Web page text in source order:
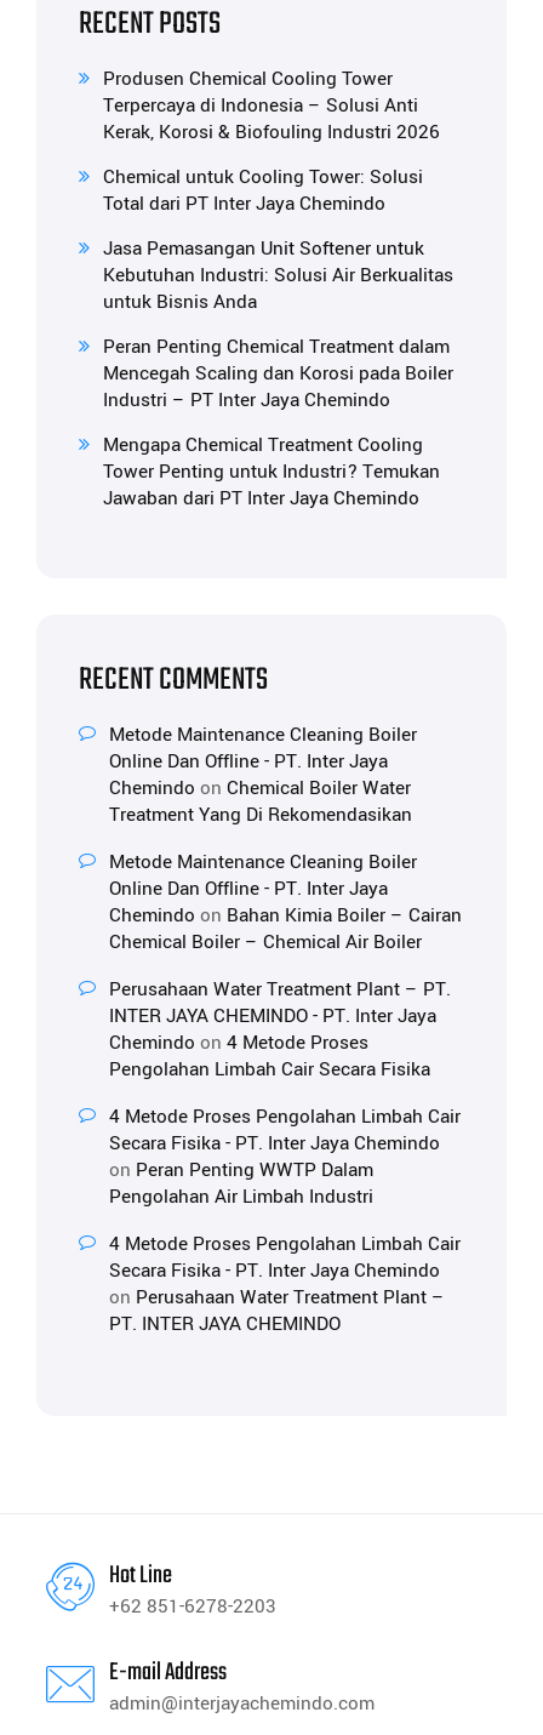
RECENT POSTS
Produsen Chemical Cooling Tower
Terpercaya di Indonesia – Solusi Anti
Kerak, Korosi & Biofouling Industri 2026
Chemical untuk Cooling Tower: Solusi
Total dari PT Inter Jaya Chemindo
Jasa Pemasangan Unit Softener untuk
Kebutuhan Industri: Solusi Air Berkualitas
untuk Bisnis Anda
Peran Penting Chemical Treatment dalam
Mencegah Scaling dan Korosi pada Boiler
Industri – PT Inter Jaya Chemindo
Mengapa Chemical Treatment Cooling
Tower Penting untuk Industri? Temukan
Jawaban dari PT Inter Jaya Chemindo
RECENT COMMENTS
Metode Maintenance Cleaning Boiler
Online Dan Offline - PT. Inter Jaya
Chemindo on Chemical Boiler Water
Treatment Yang Di Rekomendasikan
Metode Maintenance Cleaning Boiler
Online Dan Offline - PT. Inter Jaya
Chemindo on Bahan Kimia Boiler – Cairan
Chemical Boiler – Chemical Air Boiler
Perusahaan Water Treatment Plant – PT.
INTER JAYA CHEMINDO - PT. Inter Jaya
Chemindo on 4 Metode Proses
Pengolahan Limbah Cair Secara Fisika
4 Metode Proses Pengolahan Limbah Cair
Secara Fisika - PT. Inter Jaya Chemindo
on Peran Penting WWTP Dalam
Pengolahan Air Limbah Industri
4 Metode Proses Pengolahan Limbah Cair
Secara Fisika - PT. Inter Jaya Chemindo
on Perusahaan Water Treatment Plant –
PT. INTER JAYA CHEMINDO
Hot Line
+62 851-6278-2203
E-mail Address
admin@interjayachemindo.com